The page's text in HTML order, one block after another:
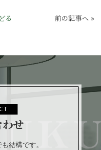
る 前の記事へ»
せ
結構です。